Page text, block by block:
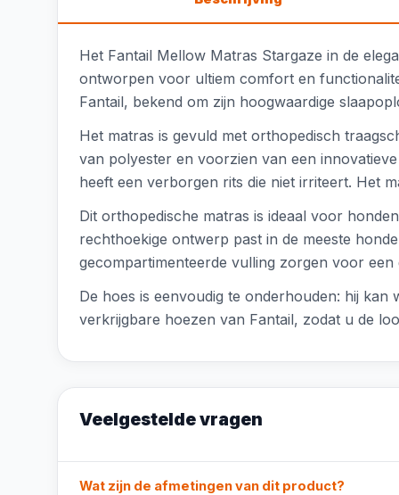
Het Fantail Mellow Matras Stargaze in de
ontworpen voor ultiem comfort en
Fantail, bekend om zijn hoogwaardige
Het matras is gevuld met orthopedisch
van polyester en voorzien van een
heeft een verborgen rits die niet irriteert. Het
Dit orthopedische matras is ideaal voor
rechthoekige ontwerp past in de meeste
gecompartimenteerde vulling zorgen voor
De hoes is eenvoudig te onderhouden: hij
verkrijgbare hoezen van Fantail, zodat u de
Veelgestelde vragen
Wat zijn de afmetingen van dit product?